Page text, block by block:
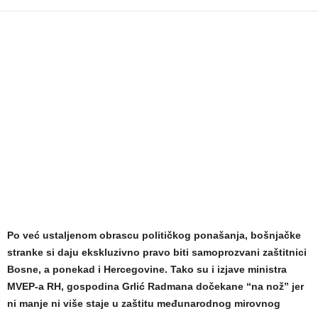
Po već ustaljenom obrascu političkog ponašanja, bošnjačke
stranke si daju ekskluzivno pravo biti samoprozvani zaštitnici
Bosne, a ponekad i Hercegovine. Tako su i izjave ministra
MVEP-a RH, gospodina Grlić Radmana dočekane “na nož” jer
ni manje ni više staje u zaštitu međunarodnog mirovnog